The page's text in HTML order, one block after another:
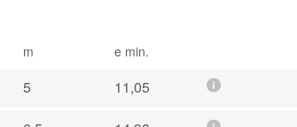
m e min.
5 11,05